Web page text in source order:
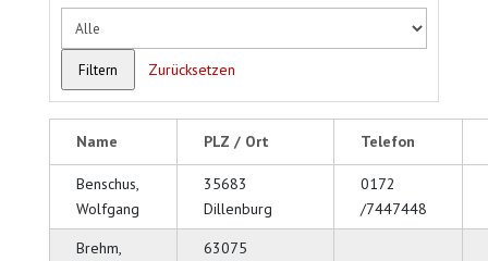
Filtern Zurücksetzen
Name PLZ / Ort Telefon
Benschus,
Wolfgang
35683
Dillenburg
0172
/7447448
Brehm,
63075